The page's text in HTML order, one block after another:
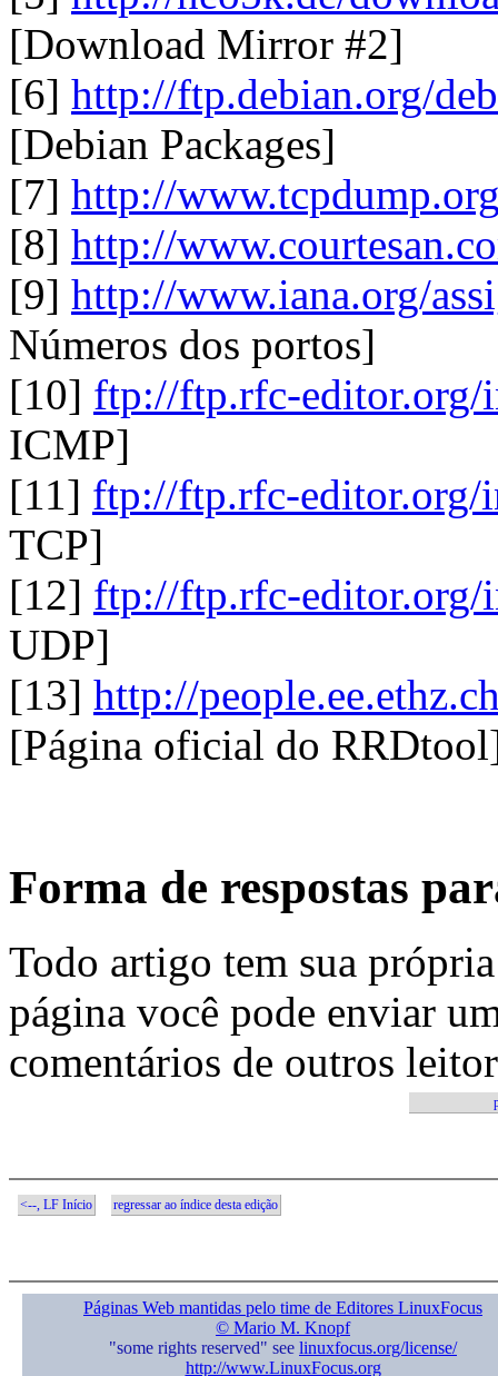
[Download Mirror #2]
[6] http://ftp.debian.org/
[Debian Packages]
[7] http://
[8] http://
[9] http://www.iana.org/
Números dos portos]
[10] ftp://ftp.rfc-editor.org/
ICMP]
[11] ftp://ftp.rfc-editor.org/
TCP]
[12] ftp://ftp.rfc-editor.org/
UDP]
[13] http://
[Página oficial do
Forma de respostas
Todo artigo tem sua
página você pode enviar
comentários de outros
<--, LF Início regressar ao índice desta edição
Páginas Web mantidas pelo time de Editores LinuxFocus
© Mario M. Knopf
"some rights reserved" see linuxfocus.org/license/
http://www.LinuxFocus.org